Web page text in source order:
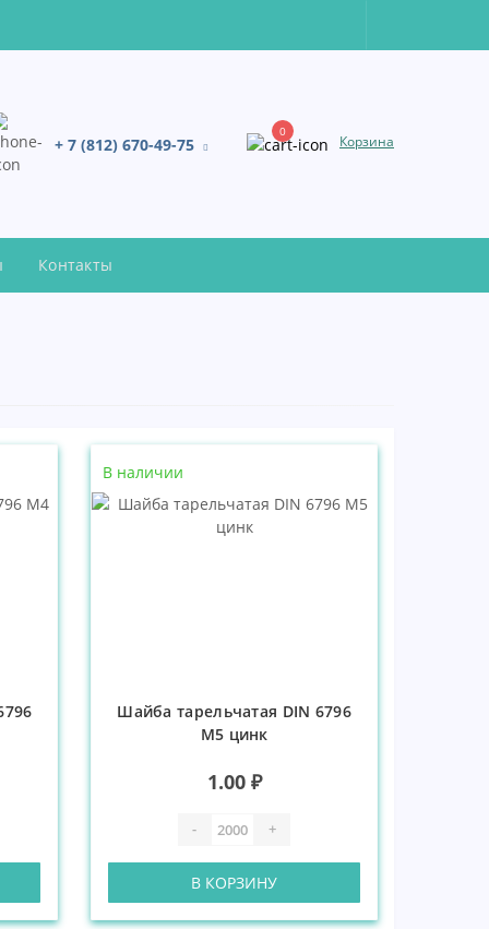
+ 7 (812) 670-49-75
0
Корзина
Контакты
В наличии
Шайба тарельчатая DIN 6796
М5 цинк
1.00 ₽
- +
В КОРЗИНУ